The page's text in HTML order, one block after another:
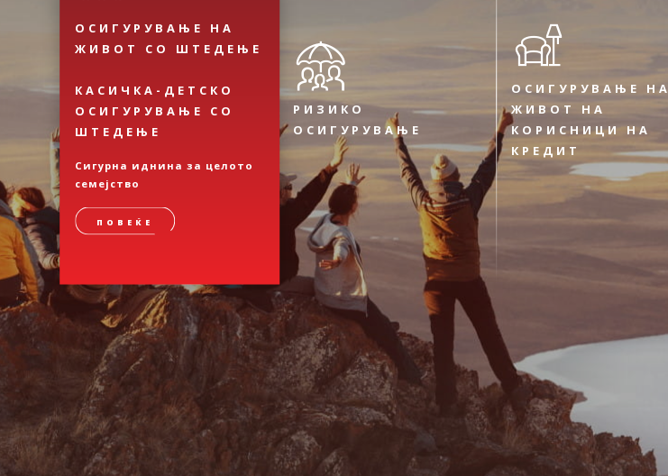
ОСИГУРУВАЊЕ НА
ЖИВОТ СО ШТЕДЕЊЕ
КАСИЧКА-ДЕТСКО
ОСИГУРУВАЊЕ СО
ШТЕДЕЊЕ
Сигурна иднина за целото
семејство
ПОВЕЌЕ
РИЗИКО
ОСИГУРУВАЊЕ
ОСИГУРУВАЊЕ НА
ЖИВОТ НА
КОРИСНИЦИ НА
КРЕДИТ